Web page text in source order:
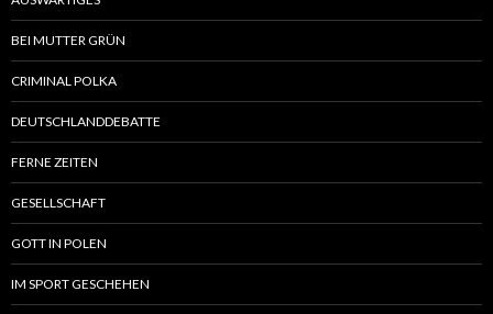
BEI MUTTER GRÜN
CRIMINAL POLKA
DEUTSCHLANDDEBATTE
FERNE ZEITEN
GESELLSCHAFT
GOTT IN POLEN
IM SPORT GESCHEHEN